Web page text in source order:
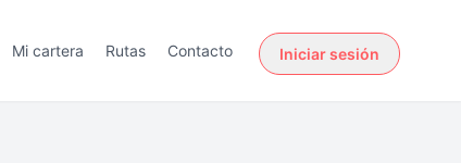
Mi cartera Rutas Contacto Iniciar sesión